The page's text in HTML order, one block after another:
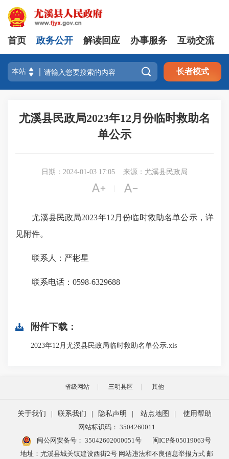
首页 政务公开 解读回应 办事服务 互动交流
 长者模式
尤溪县民政局2023年12月份临时救助名
单公示
日期：2024-01-03 17:05 来源：尤溪县民政局
 
尤溪县民政局2023年12月份临时救助名单公示，详
见附件。
联系人：严彬星
联系电话：0598-6329688
附件下载：
2023年12月尤溪县民政局临时救助名单公示.xls
省级网站 三明县区 其他
关于我们 联系我们 隐私声明 站点地图
使用帮助
网站标识码： 3504260011
闽公网安备号： 35042602000051号
闽ICP备05019063号
地址：尤溪县城关镇建设西街2号 网站违法和不良信息举报方式 邮